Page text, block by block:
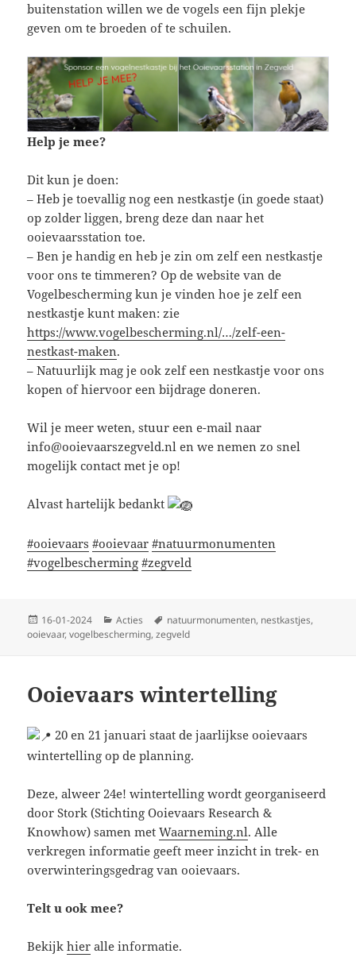
buitenstation willen we de vogels een fijn plekje
geven om te broeden of te schuilen.
Help je mee?
Dit kun je doen:
– Heb je toevallig nog een nestkastje (in goede staat)
op zolder liggen, breng deze dan naar het
ooievaarsstation toe.
– Ben je handig en heb je zin om zelf een nestkastje
voor ons te timmeren? Op de website van de
Vogelbescherming kun je vinden hoe je zelf een
nestkastje kunt maken: zie
https://www.vogelbescherming.nl/…/zelf-een-
nestkast-maken.
– Natuurlijk mag je ook zelf een nestkastje voor ons
kopen of hiervoor een bijdrage doneren.
Wil je meer weten, stuur een e-mail naar
info@ooievaarszegveld.nl en we nemen zo snel
mogelijk contact met je op!
Alvast hartelijk bedankt
#ooievaars #ooievaar #natuurmonumenten
#vogelbescherming #zegveld
Geplaatst
op
16-01-2024 Categorieën
Acties Tags
natuurmonumenten, nestkastjes,
ooievaar,vogelbescherming,zegveld
Ooievaars wintertelling
20 en 21 januari staat de jaarlijkse ooievaars
wintertelling op de planning.
Deze, alweer 24e! wintertelling wordt georganiseerd
door Stork (Stichting Ooievaars Research &
Knowhow) samen metWaarneming.nl. Alle
verkregen informatie geeft meer inzicht in trek- en
overwinteringsgedrag van ooievaars.
Telt u ook mee?
Bekijkhier alle informatie.